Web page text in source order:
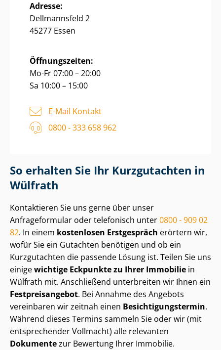
Adresse:
Dellmannsfeld 2
45277 Essen
Öffnungszeiten:
Mo-Fr 07:00 – 20:00
Sa 10:00 – 15:00
E-Mail Kontakt
0800 - 333 658 962
So erhalten Sie Ihr Kurzgutachten in
Wülfrath
Kontaktieren Sie uns gerne über unser
Anfrageformular oder telefonisch unter0800 - 909 02
82. In einem kostenlosen Erstgespräch erörtern wir,
wofür Sie ein Gutachten benötigen und ob ein
Kurzgutachten die passende Lösung ist. Teilen Sie uns
einigewichtige Eckpunkte zu Ihrer Immobilie in
Wülfrath mit. Anschließend unterbreiten wir Ihnen ein
Fest­preis­an­ge­bot. Bei Annahme des Angebots
vereinbaren wir zeitnah einen Be­sich­ti­gungs­ter­min.
Während dieses Termins sammeln Sie oder wir (mit
entsprechender Vollmacht) alle relevanten
Dokumentezur Bewertung Ihrer Immobilie.